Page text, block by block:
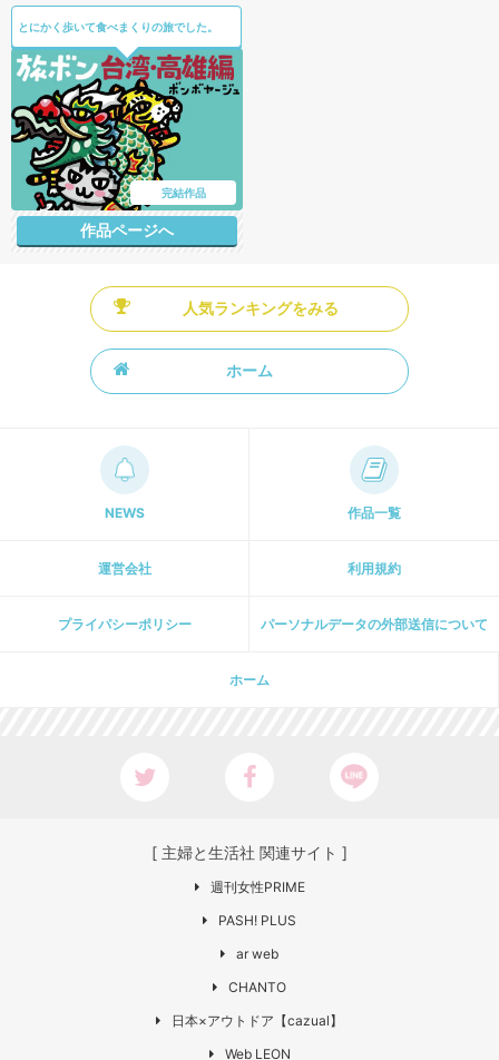
とにかく歩いて食べまくりの旅でした。
完結作品
作品ページへ
人気ランキングをみる
ホーム
NEWS 作品一覧
運営会社 利用規約
プライパシーポリシー パーソナルデータの外部送信について
ホーム
[ 主婦と生活社 関連サイト ]
週刊女性PRIME
PASH! PLUS
ar web
CHANTO
日本×アウトドア【cazual】
Web LEON